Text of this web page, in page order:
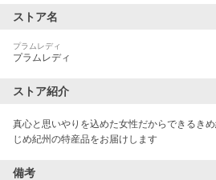
ストア名
プラムレディ
プラムレディ
ストア紹介
真心と思いやりを込めた女性だからできるき
じめ紀州の特産品をお届けします
備考